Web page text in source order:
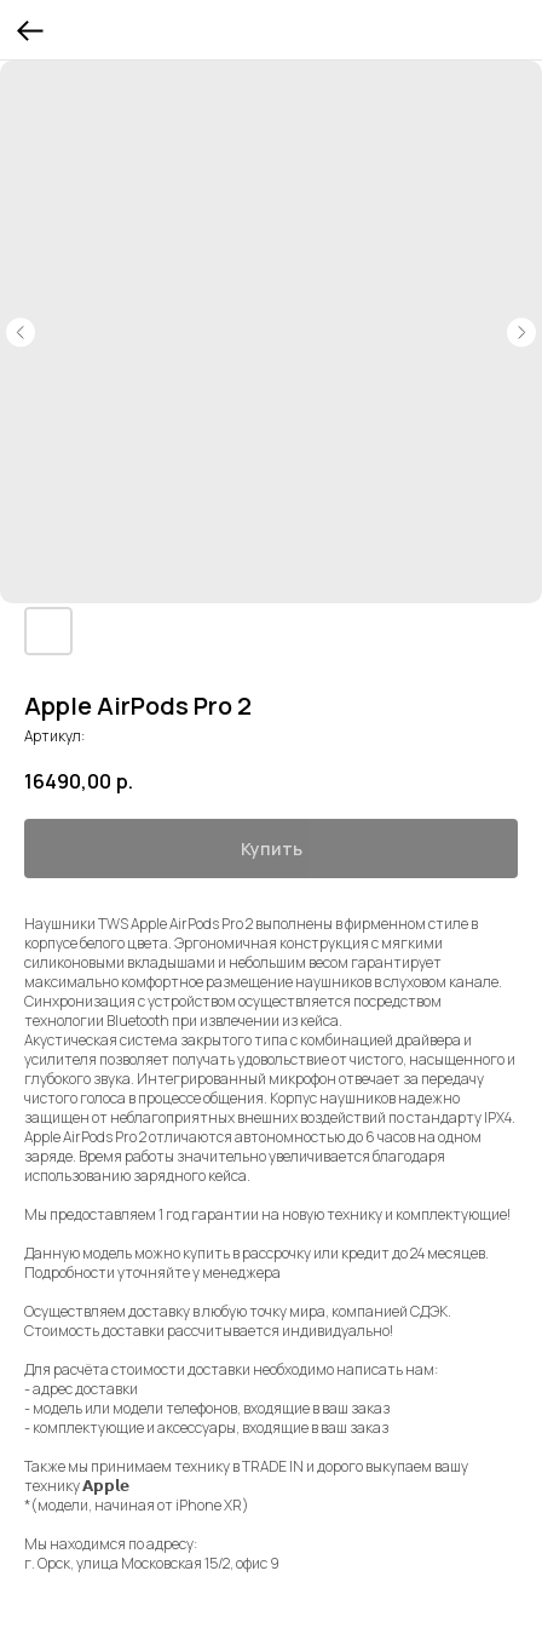
Apple AirPods Pro 2
Артикул:
16490,00 р.
Купить
Наушники TWS Apple AirPods Pro 2 выполнены в фирменном стиле в
корпусе белого цвета. Эргономичная конструкция с мягкими
силиконовыми вкладышами и небольшим весом гарантирует
максимально комфортное размещение наушников в слуховом канале.
Синхронизация с устройством осуществляется посредством
технологии Bluetooth при извлечении из кейса.
Акустическая система закрытого типа с комбинацией драйвера и
усилителя позволяет получать удовольствие от чистого, насыщенного и
глубокого звука. Интегрированный микрофон отвечает за передачу
чистого голоса в процессе общения. Корпус наушников надежно
защищен от неблагоприятных внешних воздействий по стандарту IPX4.
Apple AirPods Pro 2 отличаются автономностью до 6 часов на одном
заряде. Время работы значительно увеличивается благодаря
использованию зарядного кейса.
Мы предоставляем 1 год гарантии на новую технику и комплектующие!
Данную модель можно купить в рассрочку или кредит до 24 месяцев.
Подробности уточняйте у менеджера
Осуществляем доставку в любую точку мира, компанией СДЭК.
Стоимость доставки рассчитывается индивидуально!
Для расчёта стоимости доставки необходимо написать нам:
- адрес доставки
- модель или модели телефонов, входящие в ваш заказ
- комплектующие и аксессуары, входящие в ваш заказ
Также мы принимаем технику в TRADE IN и дорого выкупаем вашу
технику 𝗔𝗽𝗽𝗹𝗲
*(модели, начиная от iPhone XR)
Мы находимся по адресу:
г. Орск, улица Московская 15/2, офис 9